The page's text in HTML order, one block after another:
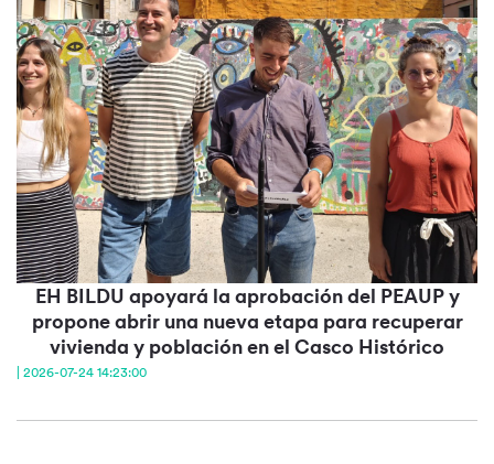
EH BILDU apoyará la aprobación del PEAUP y
propone abrir una nueva etapa para recuperar
vivienda y población en el Casco Histórico
| 2026-07-24 14:23:00